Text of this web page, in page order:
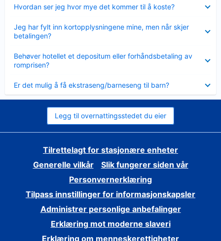
Hvordan ser jeg hvor mye det kommer til å koste?
mindre
Jeg har fylt inn kortopplysningene mine, men når skjer
betalingen?
mindre
Behøver hotellet et depositum eller forhåndsbetaling av
romprisen?
mindre
Er det mulig å få ekstraseng/barneseng til barn?
mindre
Legg til overnattingsstedet du eier
Tilrettelagt for stasjonære enheter
Generelle vilkår
Slik fungerer siden vår
Personvernerklæring
Tilpass innstillinger for informasjonskapsler
Administrer personlige anbefalinger
Erklæring mot moderne slaveri
Erklæring om menneskerettigheter